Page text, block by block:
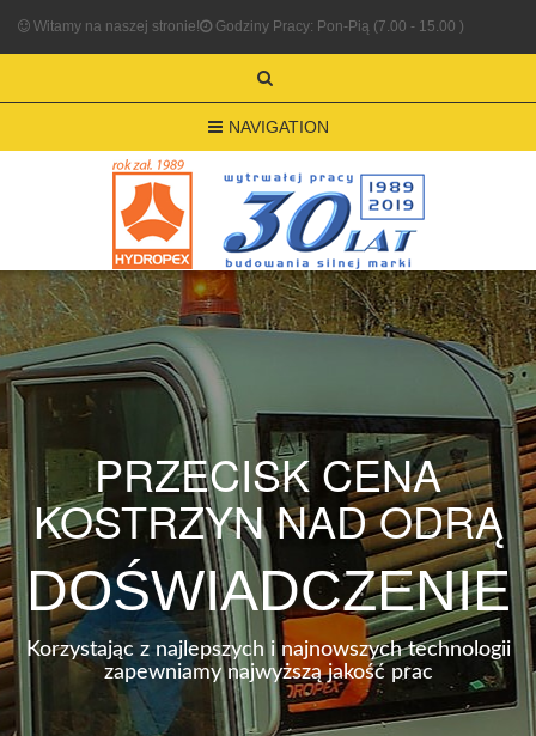
Witamy na naszej stronie! Godziny Pracy: Pon-Pią (7.00 - 15.00 )
NAVIGATION
PRZECISK CENA
KOSTRZYN NAD ODRĄ
DOŚWIADCZENIE
Korzystając z najlepszych i najnowszych technologii
zapewniamy najwyższą jakość prac